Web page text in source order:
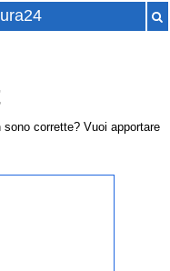
corrette? Vuoi apportare